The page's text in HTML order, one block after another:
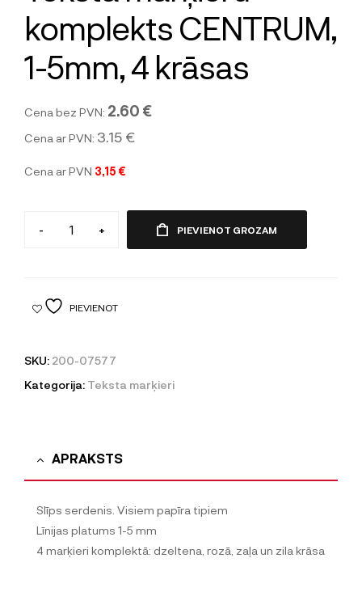
komplekts CENTRUM,
1-5mm, 4 krāsas
Cena bez PVN: 2.60 €
Cena ar PVN: 3.15 €
Cena ar PVN 3,15 €
- + PIEVIENOT GROZAM
PIEVIENOT
SKU: 200-07577
Kategorija: Teksta marķieri
APRAKSTS
Slīps serdenis. Visiem papīra tipiem
Līnijas platums 1-5 mm
4 marķieri komplektā: dzeltena, rozā, zaļa un zila krāsa